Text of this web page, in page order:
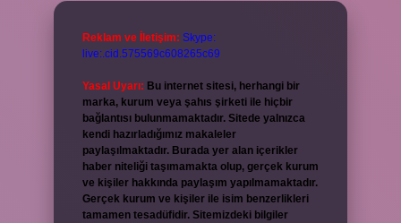
Reklam ve İletişim: Skype:
live:.cid.575569c608265c69
Yasal Uyarı: Bu internet sitesi, herhangi bir
marka, kurum veya şahıs şirketi ile hiçbir
bağlantısı bulunmamaktadır. Sitede yalnızca
kendi hazırladığımız makaleler
paylaşılmaktadır. Burada yer alan içerikler
haber niteliği taşımamakta olup, gerçek kurum
ve kişiler hakkında paylaşım yapılmamaktadır.
Gerçek kurum ve kişiler ile isim benzerlikleri
tamamen tesadüfidir. Sitemizdeki bilgiler